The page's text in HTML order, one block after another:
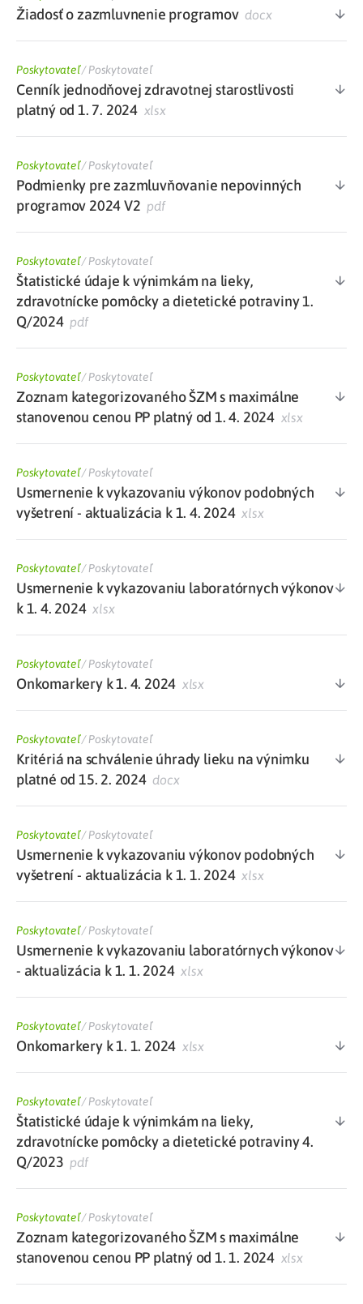
Žiadosť o zazmluvnenie programovdocx
Poskytovateľ/Poskytovateľ
Cenník jednodňovej zdravotnej starostlivosti
platný od 1. 7. 2024 xlsx
Poskytovateľ/Poskytovateľ
Podmienky pre zazmluvňovanie nepovinných
programov 2024 V2 pdf
Poskytovateľ/Poskytovateľ
Štatistické údaje k výnimkám na lieky,
zdravotnícke pomôcky a dietetické potraviny 1.
Q/2024pdf
Poskytovateľ/Poskytovateľ
Zoznam kategorizovaného ŠZM s maximálne
stanovenou cenou PP platný od 1. 4. 2024 xlsx
Poskytovateľ/Poskytovateľ
Usmernenie k vykazovaniu výkonov podobných
vyšetrení - aktualizácia k 1. 4. 2024xlsx
Poskytovateľ/Poskytovateľ
Usmernenie k vykazovaniu laboratórnych výkonov
k 1. 4. 2024xlsx
Poskytovateľ/Poskytovateľ
Onkomarkery k 1. 4. 2024 xlsx
Poskytovateľ/Poskytovateľ
Kritériá na schválenie úhrady lieku na výnimku
platné od 15. 2. 2024docx
Poskytovateľ/Poskytovateľ
Usmernenie k vykazovaniu výkonov podobných
vyšetrení - aktualizácia k 1. 1. 2024xlsx
Poskytovateľ/Poskytovateľ
Usmernenie k vykazovaniu laboratórnych výkonov
- aktualizácia k 1. 1. 2024xlsx
Poskytovateľ/Poskytovateľ
Onkomarkery k 1. 1. 2024 xlsx
Poskytovateľ/Poskytovateľ
Štatistické údaje k výnimkám na lieky,
zdravotnícke pomôcky a dietetické potraviny 4.
Q/2023 pdf
Poskytovateľ/Poskytovateľ
Zoznam kategorizovaného ŠZM s maximálne
stanovenou cenou PP platný od 1. 1. 2024 xlsx